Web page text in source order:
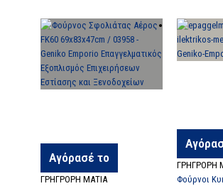
Αγόρασέ το
ΓΡΗΓΡΟΡΗ ΜΑΤΙΑ
ΓΡΗΓΡΟΡΗ
Φούρνοι